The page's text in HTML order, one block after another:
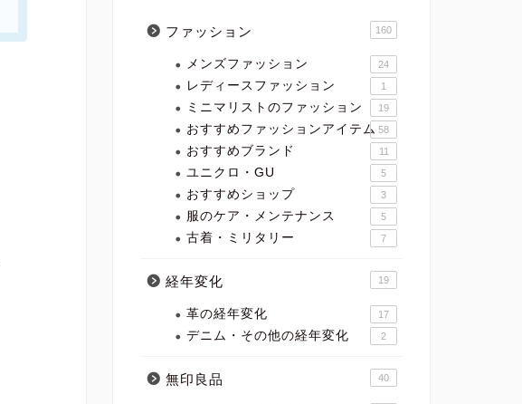
ファッション 160
メンズファッション 24
レディースファッション 1
ミニマリストのファッション 19
おすすめファッションアイテム 58
おすすめブランド 11
ユニクロ・GU 5
おすすめショップ 3
服のケア・メンテナンス 5
古着・ミリタリー 7
経年変化 19
革の経年変化 17
デニム・その他の経年変化 2
無印良品 40